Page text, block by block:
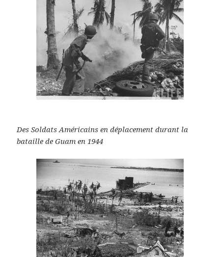
Des Soldats Américains en déplacement durant la
bataille de Guam en 1944